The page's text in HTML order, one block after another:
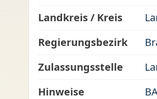
Landkreis / Kreis
Regierungsbezirk
Zulassungsstelle
Hinweise